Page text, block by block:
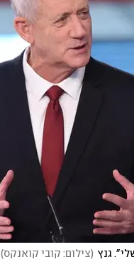
גנץ (צילום: קובי קואנקס)